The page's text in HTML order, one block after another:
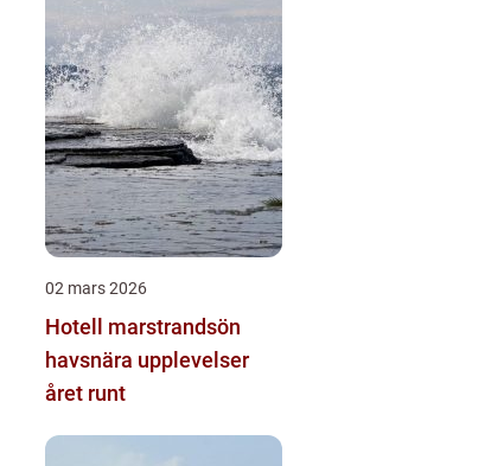
02 mars 2026
Hotell marstrandsön
havsnära upplevelser
året runt